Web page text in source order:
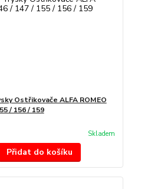
Ostřikovače ALFA ROMEO
/ 156 / 159
Skladem
Přidat do košíku